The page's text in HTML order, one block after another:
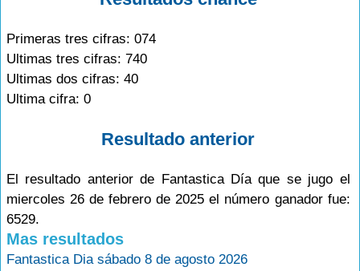
Primeras tres cifras: 074
Ultimas tres cifras: 740
Ultimas dos cifras: 40
Ultima cifra: 0
Resultado anterior
El resultado anterior de Fantastica Día que se jugo el
miercoles 26 de febrero de 2025 el número ganador fue:
6529.
Mas resultados
Fantastica Dia sábado 8 de agosto 2026